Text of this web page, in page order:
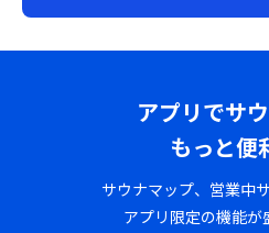
アプリでサ
もっと便
サウナマップ、営業中
アプリ限定の機能が